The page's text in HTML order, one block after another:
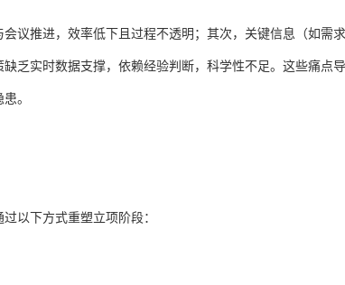
议推进，效率低下且过程不透明；其次，关键信息（如需
乏实时数据支撑，依赖经验判断，科学性不足。这些痛点
。
以下方式重塑立项阶段：